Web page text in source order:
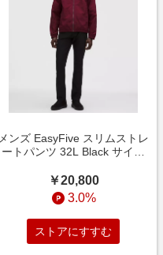
メンズ EasyFive スリムストレ
ートパンツ 32L Black サイズ
￥20,800
3.0%
ストアにすすむ